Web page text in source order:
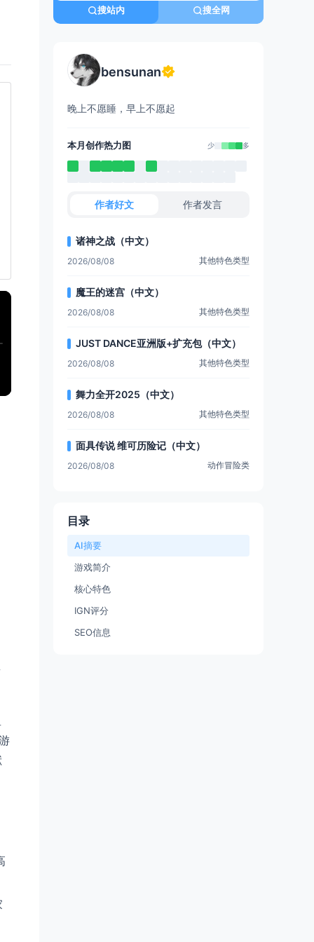
搜站内 搜全网
bensunan
晚上不愿睡，早上不愿起
本月创作热力图 少 多
作者好文 作者发言
诸神之战（中文）
2026/08/08 其他特色类型
魔王的迷宫（中文）
2026/08/08 其他特色类型
JUST DANCE亚洲版+扩充包（中文）
2026/08/08 其他特色类型
舞力全开2025（中文）
2026/08/08 其他特色类型
面具传说 维可历险记（中文）
2026/08/08 动作冒险类
目录
AI摘要
游戏简介
核心特色
IGN评分
SEO信息